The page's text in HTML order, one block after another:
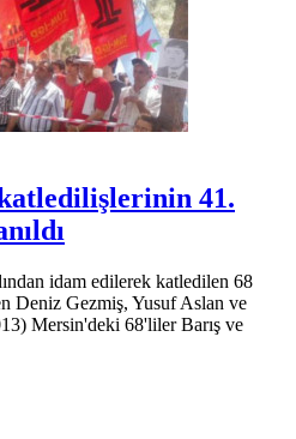
41.
idam edilerek katledilen 68
Deniz Gezmiş, Yusuf Aslan ve
Mersin'deki 68'liler Barış ve